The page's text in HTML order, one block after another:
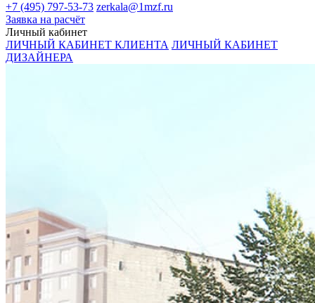
+7 (495) 797-53-73 zerkala@1mzf.ru
Заявка на расчёт
Личный кабинет
ЛИЧНЫЙ КАБИНЕТ КЛИЕНТА ЛИЧНЫЙ КАБИНЕТ
ДИЗАЙНЕРА